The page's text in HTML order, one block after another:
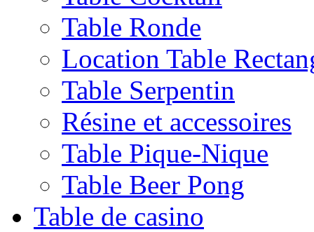
Table Ronde
Location Table
Table Serpentin
Résine et accessoires
Table Pique-Nique
Table Beer Pong
Table de casino